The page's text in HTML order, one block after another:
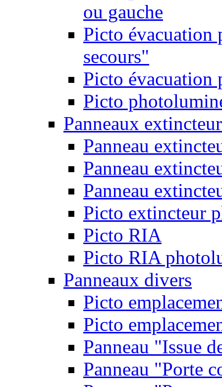
ou gauche
Picto évacuation
secours"
Picto évacuation
Picto
Panneaux
Panneau
Panneau
Panneau
Picto extincteur
Picto RIA
Picto RIA
Panneaux divers
Picto
Picto
Panneau "Issue
Panneau "Porte